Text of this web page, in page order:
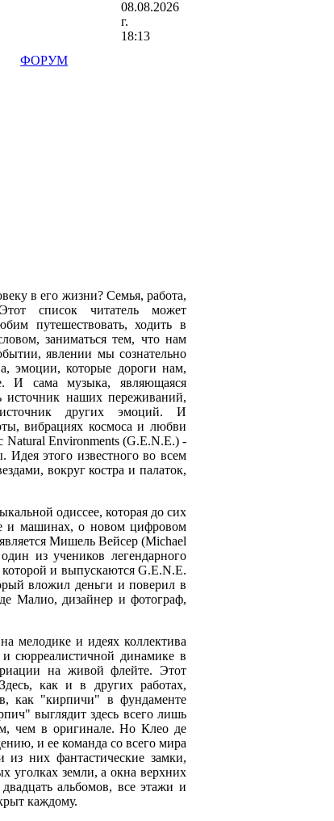
08.08.2026
г.
18:13
ФОРУМ
в его жизни? Семья, работа,
список читатель может
путешествовать, ходить в
заниматься тем, что нам
явлении мы сознательно
эмоции, которые дороги нам,
И сама музыка, являющаяся
источник наших переживаний,
других эмоций. И
вибрациях космоса и любви
Natural Environments (G.E.N.E.) -
этого известного во всем
вокруг костра и палаток,
одиссее, которая до сих
и машинах, о новом цифровом
Мишель Вейсер (Michael
из учеников легендарного
и выпускаются G.E.N.E.
вложил деньги и поверил в
Малио, дизайнер и фотограф,
мелодике и идеях коллектива
сюрреалистичной динамике в
на живой флейте. Этот
как и в других работах,
как "кирпичи" в фундаменте
выглядит здесь всего лишь
чем в оригинале. Но Клео де
и ее команда со всего мира
них фантастические замки,
уголках земли, а окна верхних
альбомов, все этажи и
каждому.